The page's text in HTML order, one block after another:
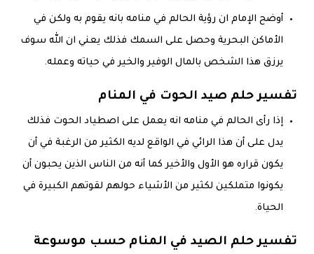
أوضح الإمام ان رؤية الحالم في منامه بانه يقوم به ولكن في
الأماكن البحرية وحصل على السمك فذلك يعني ان الله سوف
يرزق هذا الشخص بالمال الوفير والخير في حياته وعمله.
تفسير حلم صيد الحوت في المنام
إذا رأى الحالم في منامه انه يعمل على اصطياد الحوت فذلك
يدل على أن هذا الرائي في الواقع لديه الكثير من الرغبة في أن
يكون قراره هو الأول والأخير كما أنه من الناس الذين يحبون أن
يكونوا متملكين لكثير من الأشياء حولهم لقوتهم الكبيرة في
الحياة.
تفسير حلم الصيد في المنام حسب موسوعة